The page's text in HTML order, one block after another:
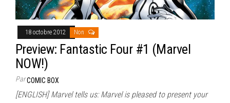
18 octobre 2012 Non
Preview: Fantastic Four #1 (Marvel
NOW!)
ParCOMIC BOX
[ENGLISH] Marvel tells us: Marvel is pleased to present your